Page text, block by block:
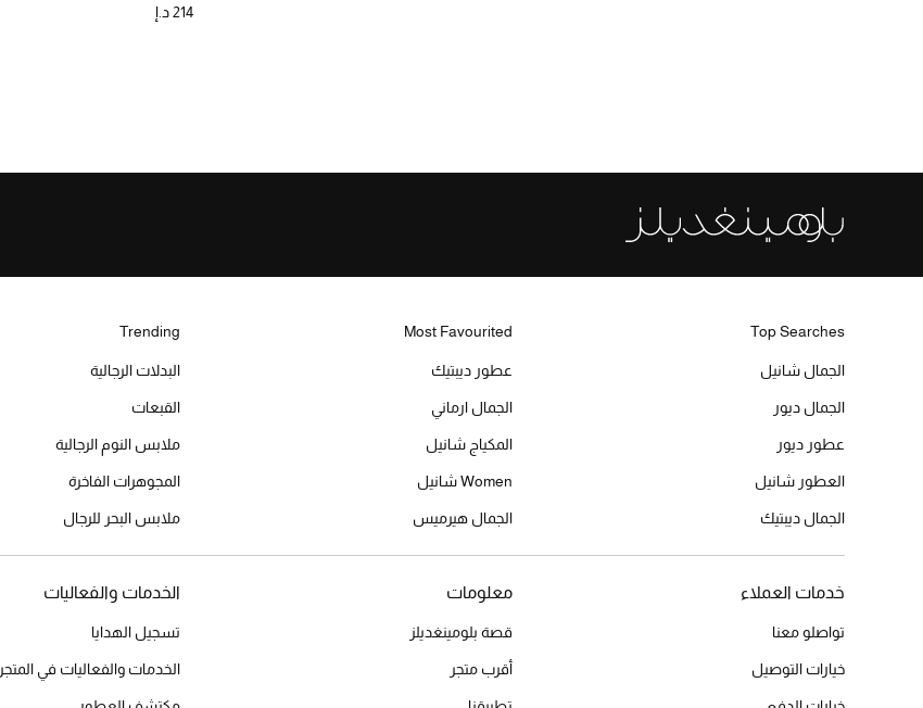
214 د.إ
Top Searches
الجمال شانيل
الجمال ديور
عطور ديور
العطور شانيل
الجمال ديبتيك
Most Favourited
عطور ديبتيك
الجمال ارماني
المكياج شانيل
Women شانيل
الجمال هيرميس
Trending
البدلات الرجالية
القبعات
ملابس النوم الرجالية
المجوهرات الفاخرة
ملابس البحر للرجال
خدمات العملاء
تواصلو معنا
خيارات التوصيل
معلومات
قصة بلومينغديلز
أقرب متجر
الخدمات والفعاليات
تسجيل الهدايا
الخدمات والفعاليات في المتجر